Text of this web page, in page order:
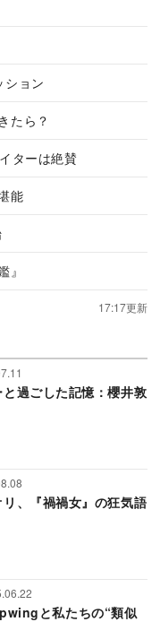
ション
たら？
ターは絶賛
能
』
17:17更新
と過ごした記憶：櫻井敦
、『禍禍女』の狂気語
と私たちの“類似